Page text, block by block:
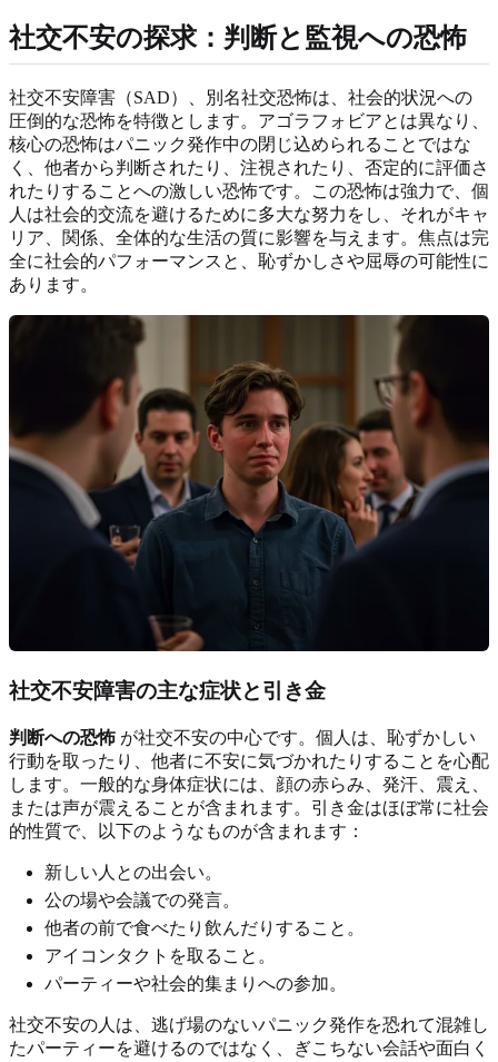
社交不安の探求：判断と監視への恐怖
社交不安障害（SAD）、別名社交恐怖は、社会的状況への
圧倒的な恐怖を特徴とします。アゴラフォビアとは異なり、
核心の恐怖はパニック発作中の閉じ込められることではな
く、他者から判断されたり、注視されたり、否定的に評価さ
れたりすることへの激しい恐怖です。この恐怖は強力で、個
人は社会的交流を避けるために多大な努力をし、それがキャ
リア、関係、全体的な生活の質に影響を与えます。焦点は完
全に社会的パフォーマンスと、恥ずかしさや屈辱の可能性に
あります。
社交不安障害の主な症状と引き金
判断への恐怖 が社交不安の中心です。個人は、恥ずかしい
行動を取ったり、他者に不安に気づかれたりすることを心配
します。一般的な身体症状には、顔の赤らみ、発汗、震え、
または声が震えることが含まれます。引き金はほぼ常に社会
的性質で、以下のようなものが含まれます：
新しい人との出会い。
公の場や会議での発言。
他者の前で食べたり飲んだりすること。
アイコンタクトを取ること。
パーティーや社会的集まりへの参加。
社交不安の人は、逃げ場のないパニック発作を恐れて混雑し
たパーティーを避けるのではなく、ぎこちない会話や面白く